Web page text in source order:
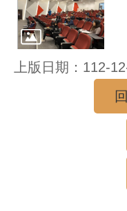
上版日期：112-